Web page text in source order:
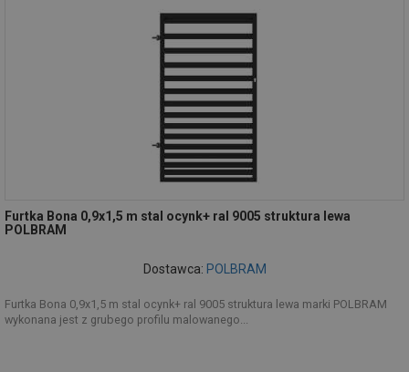
Furtka Bona 0,9x1,5 m stal ocynk+ ral 9005 struktura lewa
POLBRAM
Dostawca: POLBRAM
Furtka Bona 0,9x1,5 m stal ocynk+ ral 9005 struktura lewa marki POLBRAM
wykonana jest z grubego profilu malowanego...